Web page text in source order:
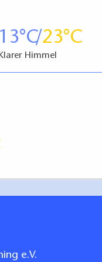
13 23
Klarer Himmel
e.V.